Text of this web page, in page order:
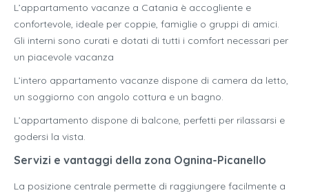
L’appartamento vacanze a Catania è accogliente e
confortevole, ideale per coppie, famiglie o gruppi di amici.
Gli interni sono curati e dotati di tutti i comfort necessari per
un piacevole vacanza
L’intero appartamento vacanze dispone di camera da letto,
un soggiorno con angolo cottura e un bagno.
L’appartamento dispone di balcone, perfetti per rilassarsi e
godersi la vista.
Servizi e vantaggi della zona Ognina-Picanello
La posizione centrale permette di raggiungere facilmente a